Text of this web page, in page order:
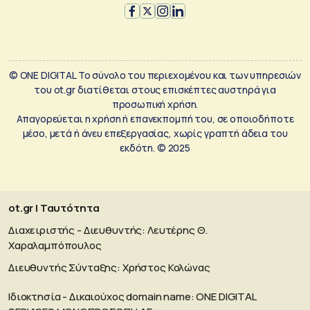
© ONE DIGITAL Το σύνολο του περιεχομένου και των υπηρεσιών
του ot.gr διατίθεται στους επισκέπτες αυστηρά για
προσωπική χρήση.
Απαγορεύεται η χρήση ή επανεκπομπή του, σε οποιοδήποτε
μέσο, μετά ή άνευ επεξεργασίας, χωρίς γραπτή άδεια του
εκδότη. © 2025
ot.gr | Ταυτότητα
Διαχειριστής - Διευθυντής: Λευτέρης Θ.
Χαραλαμπόπουλος
Διευθυντής Σύνταξης: Χρήστος Κολώνας
Ιδιοκτησία - Δικαιούχος domain name: ΟΝΕ DIGITAL